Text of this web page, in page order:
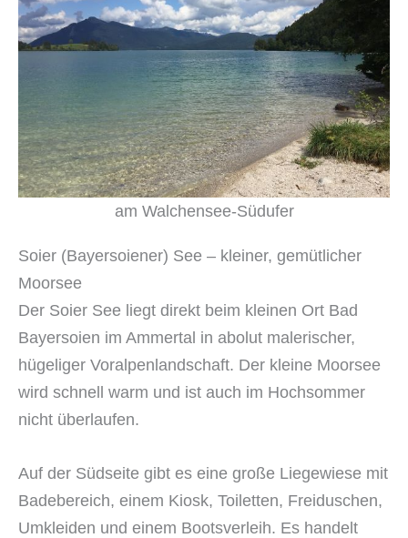
am Walchensee-Südufer
Soier (Bayersoiener) See – kleiner, gemütlicher
Moorsee
Der Soier See liegt direkt beim kleinen Ort Bad
Bayersoien im Ammertal in abolut malerischer,
hügeliger Voralpenlandschaft. Der kleine Moorsee
wird schnell warm und ist auch im Hochsommer
nicht überlaufen.
Auf der Südseite gibt es eine große Liegewiese mit
Badebereich, einem Kiosk, Toiletten, Freiduschen,
Umkleiden und einem Bootsverleih. Es handelt